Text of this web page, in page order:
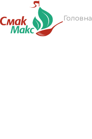
Головна